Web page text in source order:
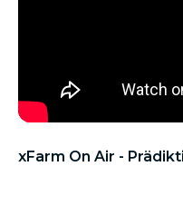
xFarm On Air -